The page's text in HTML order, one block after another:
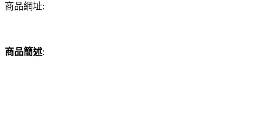
商品網址:
商品簡述: